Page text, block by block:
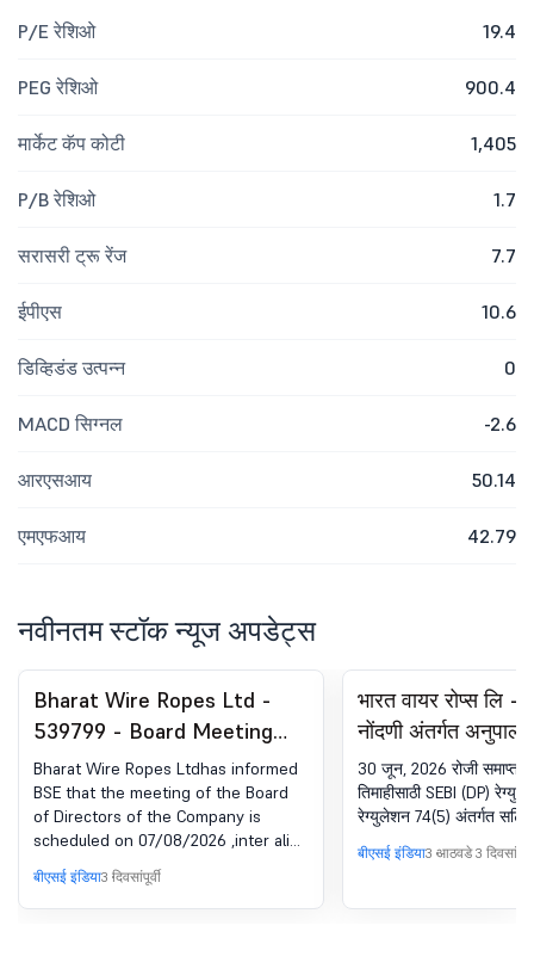
P/E रेशिओ 19.4
PEG रेशिओ 900.4
मार्केट कॅप कोटी 1,405
P/B रेशिओ 1.7
सरासरी ट्रू रेंज 7.7
ईपीएस 10.6
डिव्हिडंड उत्पन्न 0
MACD सिग्नल -2.6
आरएसआय 50.14
एमएफआय 42.79
नवीनतम स्टॉक न्यूज अपडेट्स
Bharat Wire Ropes Ltd -
539799 - Board Meeting
Intimation for 141St Board
Meeting Under Regulation
29(1) Of SEBI (Listing
Obligations And Disclosure
Requirements) Regulations,
2015.
Bharat Wire Ropes Ltdhas informed
BSE that the meeting of the Board
of Directors of the Company is
scheduled on 07/08/2026 ,inter alia,
to consider and approve Pursuant to
the provisions of Regulation 29(1) (a)
of the SEBI (Listing Obligations and
बीएसई इंडिया3 दिवसांपूर्वी
भारत वायर रोप्स लि
नोंदणी अंतर्गत
SEBI (DP)
74 (5)
30 जून, 2026 रोजी समाप्त
तिमाहीसाठी SEBI (DP)
रेग्युलेशन 74(5) अंतर्गत
बीएसई इंडिया3 आठवडे 3 दिवसांपूर्वी